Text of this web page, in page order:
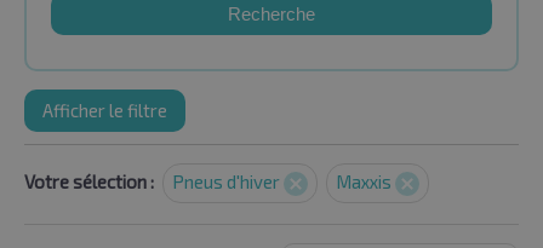
Recherche
Afficher le filtre
Votre sélection : Pneus d'hiver Maxxis